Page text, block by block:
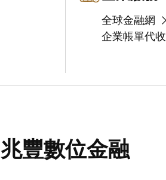
全球金融網
企業帳單代收
兆豐數位金融